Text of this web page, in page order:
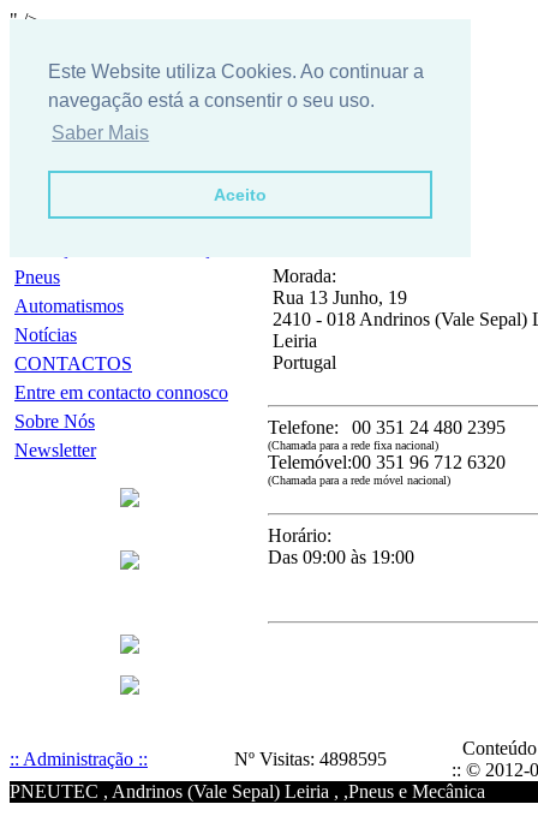
Este Website utiliza Cookies. Ao continuar a
navegação está a consentir o seu uso.
Saber Mais
Aceito
" />
Empresa
Pneus
Automatismos
Notícias
CONTACTOS
Entre em contacto connosco
Sobre Nós
Newsletter
Morada:
Rua 13 Junho, 19
2410 - 018 Andrinos (Vale Sepal)
Leiria
Portugal
Telefone: 00 351 24 480 2395
(Chamada para a rede fixa nacional)
Telemóvel:00 351 96 712 6320
(Chamada para a rede móvel nacional)
Horário:
Das 09:00 às 19:00
:: Administração :: Nº Visitas: 4898595
:: © 2012-
PNEUTEC , Andrinos (Vale Sepal) Leiria , ,Pneus e Mecânica